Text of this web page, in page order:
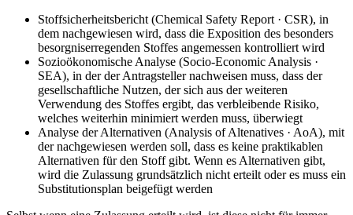
Stoffsicherheitsbericht (Chemical Safety Report · CSR), in
dem nachgewiesen wird, dass die Exposition des besonders
besorgniserregenden Stoffes angemessen kontrolliert wird
Sozioökonomische Analyse (Socio-Economic Analysis ·
SEA), in der der Antragsteller nachweisen muss, dass der
gesellschaftliche Nutzen, der sich aus der weiteren
Verwendung des Stoffes ergibt, das verbleibende Risiko,
welches weiterhin minimiert werden muss, überwiegt
Analyse der Alternativen (Analysis of Altenatives · AoA), mit
der nachgewiesen werden soll, dass es keine praktikablen
Alternativen für den Stoff gibt. Wenn es Alternativen gibt,
wird die Zulassung grundsätzlich nicht erteilt oder es muss ein
Substitutionsplan beigefügt werden